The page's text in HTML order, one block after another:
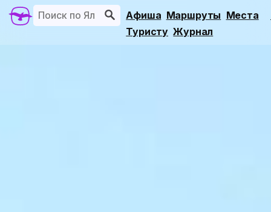
Афиша Маршруты Места
Туристу Журнал